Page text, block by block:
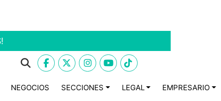
NEGOCIOS SECCIONES LEGAL EMPRESARIO